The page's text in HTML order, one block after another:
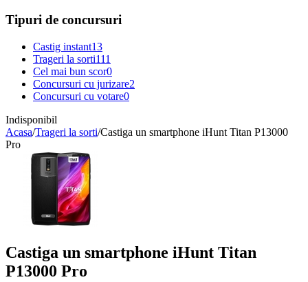
Tipuri de concursuri
Castig instant13
Trageri la sorti111
Cel mai bun scor0
Concursuri cu jurizare2
Concursuri cu votare0
Indisponibil
Acasa/Trageri la sorti/Castiga un smartphone iHunt Titan P13000
Pro
Castiga un smartphone iHunt Titan
P13000 Pro